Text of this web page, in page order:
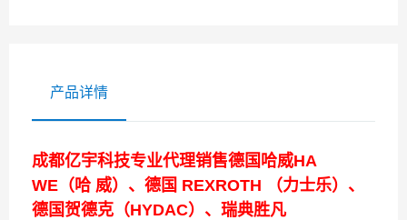
产品详情
成都亿宇科技专业代理销售德国哈威HA
WE（哈 威）、德国 REXROTH （力士乐）、
德国贺德克（HYDAC）、瑞典胜凡